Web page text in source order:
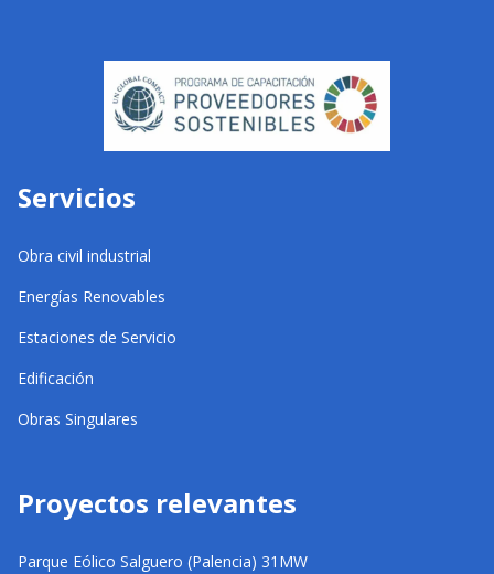
Servicios
Obra civil industrial
Energías Renovables
Estaciones de Servicio
Edificación
Obras Singulares
Proyectos relevantes
Parque Eólico Salguero (Palencia) 31MW